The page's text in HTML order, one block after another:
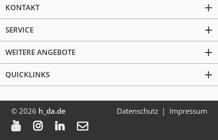
KONTAKT
SERVICE
WEITERE ANGEBOTE
QUICKLINKS
© 2026 h_da.de Datenschutz Impressum
   